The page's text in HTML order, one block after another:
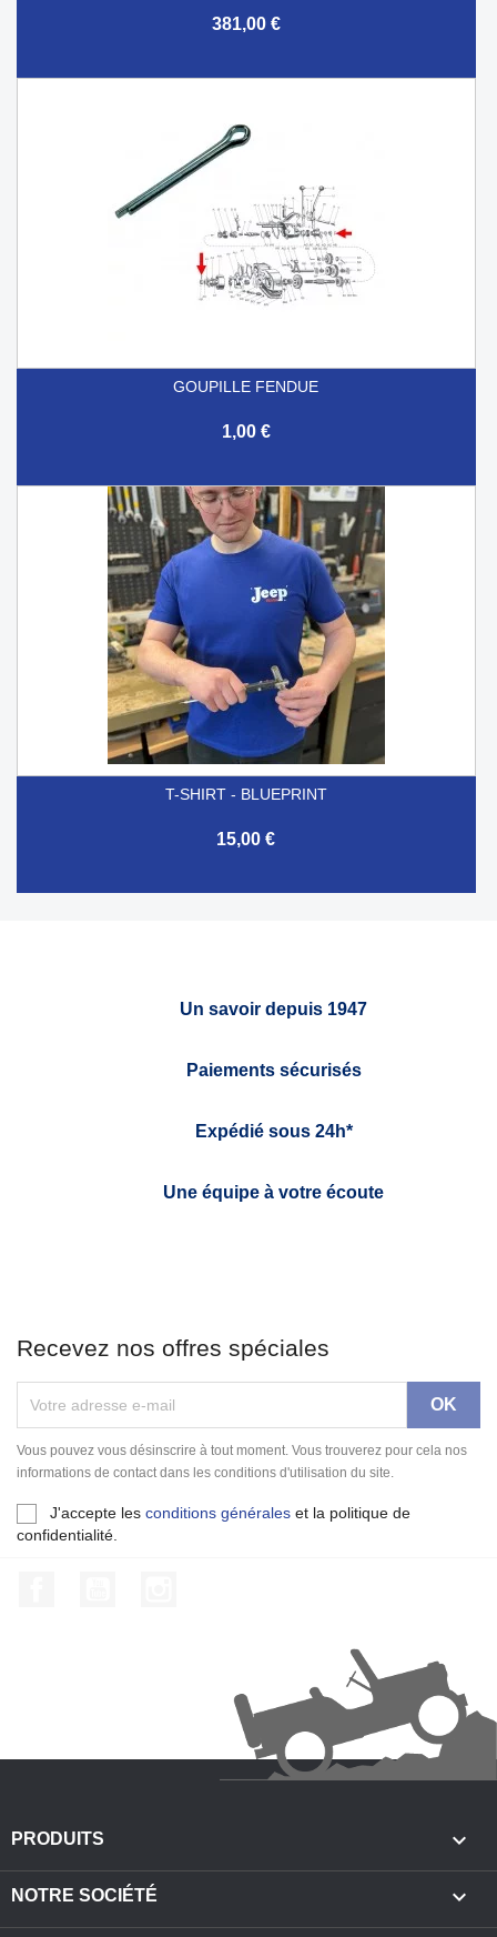
381,00 €
GOUPILLE FENDUE
1,00 €
T-SHIRT - BLUEPRINT
15,00 €
Un savoir depuis 1947
Paiements sécurisés
Expédié sous 24h*
Une équipe à votre écoute
Recevez nos offres spéciales
Vous pouvez vous désinscrire à tout moment. Vous trouverez pour cela nos
informations de contact dans les conditions d'utilisation du site.
J'accepte les conditions générales et la politique de
confidentialité.
PRODUITS 
NOTRE SOCIÉTÉ 